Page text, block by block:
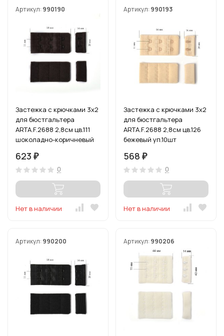
Артикул: 990190
Застежка с крючками 3х2
для бюстгальтера
ARTA.F.2688 2,8см цв.111
шоколадно-коричневый
623 ₽
0
Нет в наличии
Артикул: 990193
Застежка с крючками 3х2
для бюстгальтера
ARTA.F.2688 2,8см цв.126
бежевый уп.10шт
568 ₽
0
Нет в наличии
Артикул: 990200 Артикул: 990206